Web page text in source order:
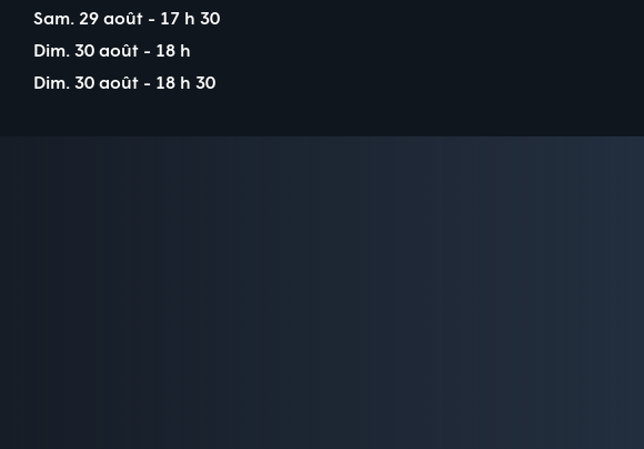
Sam. 29 août - 17 h 30
Dim. 30 août - 18 h
Dim. 30 août - 18 h 30